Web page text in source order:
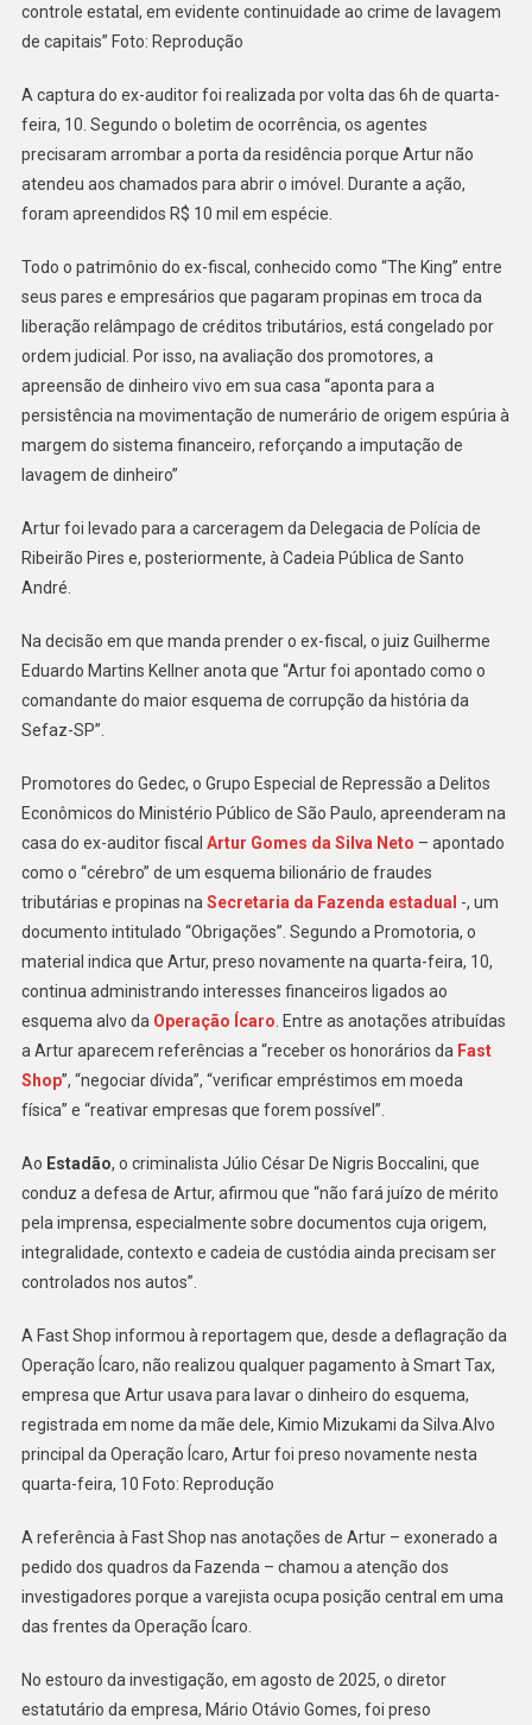
controle estatal, em evidente continuidade ao crime de lavagem
de capitais” Foto: Reprodução
A captura do ex-auditor foi realizada por volta das 6h de quarta-
feira, 10. Segundo o boletim de ocorrência, os agentes
precisaram arrombar a porta da residência porque Artur não
atendeu aos chamados para abrir o imóvel. Durante a ação,
foram apreendidos R$ 10 mil em espécie.
Todo o patrimônio do ex-fiscal, conhecido como “The King” entre
seus pares e empresários que pagaram propinas em troca da
liberação relâmpago de créditos tributários, está congelado por
ordem judicial. Por isso, na avaliação dos promotores, a
apreensão de dinheiro vivo em sua casa “aponta para a
persistência na movimentação de numerário de origem espúria à
margem do sistema financeiro, reforçando a imputação de
lavagem de dinheiro”
Artur foi levado para a carceragem da Delegacia de Polícia de
Ribeirão Pires e, posteriormente, à Cadeia Pública de Santo
André.
Na decisão em que manda prender o ex-fiscal, o juiz Guilherme
Eduardo Martins Kellner anota que “Artur foi apontado como o
comandante do maior esquema de corrupção da história da
Sefaz-SP”.
Promotores do Gedec, o Grupo Especial de Repressão a Delitos
Econômicos do Ministério Público de São Paulo, apreenderam na
casa do ex-auditor fiscal Artur Gomes da Silva Neto – apontado
como o “cérebro” de um esquema bilionário de fraudes
tributárias e propinas na Secretaria da Fazenda estadual -, um
documento intitulado “Obrigações”. Segundo a Promotoria, o
material indica que Artur, preso novamente na quarta-feira, 10,
continua administrando interesses financeiros ligados ao
esquema alvo da Operação Ícaro . Entre as anotações atribuídas
a Artur aparecem referências a “receber os honorários da Fast
Shop”, “negociar dívida”, “verificar empréstimos em moeda
física” e “reativar empresas que forem possível”.
Ao Estadão, o criminalista Júlio César De Nigris Boccalini, que
conduz a defesa de Artur, afirmou que “não fará juízo de mérito
pela imprensa, especialmente sobre documentos cuja origem,
integralidade, contexto e cadeia de custódia ainda precisam ser
controlados nos autos”.
A Fast Shop informou à reportagem que, desde a deflagração da
Operação Ícaro, não realizou qualquer pagamento à Smart Tax,
empresa que Artur usava para lavar o dinheiro do esquema,
registrada em nome da mãe dele, Kimio Mizukami da Silva.Alvo
principal da Operação Ícaro, Artur foi preso novamente nesta
quarta-feira, 10 Foto: Reprodução
A referência à Fast Shop nas anotações de Artur – exonerado a
pedido dos quadros da Fazenda – chamou a atenção dos
investigadores porque a varejista ocupa posição central em uma
das frentes da Operação Ícaro.
No estouro da investigação, em agosto de 2025, o diretor
estatutário da empresa, Mário Otávio Gomes, foi preso